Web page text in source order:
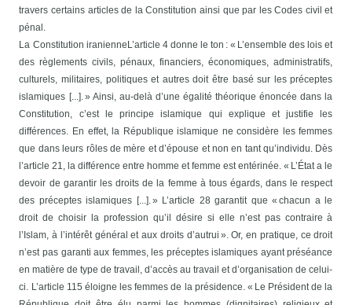
travers certains articles de la Constitution ainsi que par les Codes civil et
pénal.
La Constitution iranienne L’article 4 donne le ton : « L’ensemble des lois et
des règlements civils, pénaux, financiers, économiques, administratifs,
culturels, militaires, politiques et autres doit être basé sur les préceptes
islamiques [...]. » Ainsi, au-delà d’une égalité théorique énoncée dans la
Constitution, c’est le principe islamique qui explique et justifie les
différences. En effet, la République islamique ne considère les femmes
que dans leurs rôles de mère et d’épouse et non en tant qu’individu. Dès
l’article 21, la différence entre homme et femme est entérinée. « L’État a le
devoir de garantir les droits de la femme à tous égards, dans le respect
des préceptes islamiques [...]. » L’article 28 garantit que « chacun a le
droit de choisir la profession qu’il désire si elle n’est pas contraire à
l’Islam, à l’intérêt général et aux droits d’autrui ». Or, en pratique, ce droit
n’est pas garanti aux femmes, les préceptes islamiques ayant préséance
en matière de type de travail, d’accès au travail et d’organisation de celui-
ci. L’article 115 éloigne les femmes de la présidence. « Le Président de la